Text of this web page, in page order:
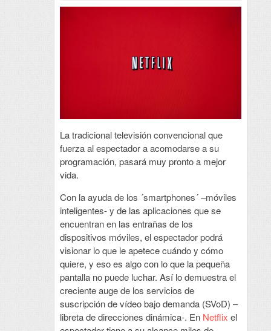
La tradicional televisión convencional que
fuerza al espectador a acomodarse a su
programación, pasará muy pronto a mejor
vida.
Con la ayuda de los ´smartphones´ –móviles
inteligentes- y de las aplicaciones que se
encuentran en las entrañas de los
dispositivos móviles, el espectador podrá
visionar lo que le apetece cuándo y cómo
quiere, y eso es algo con lo que la pequeña
pantalla no puede luchar. Así lo demuestra el
creciente auge de los servicios de
suscripción de vídeo bajo demanda (SVoD) –
libreta de direcciones dinámica-. En Netflix el